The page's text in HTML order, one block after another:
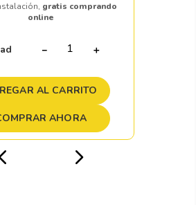
gratis comprando
online
＋
－
AL CARRITO
AHORA